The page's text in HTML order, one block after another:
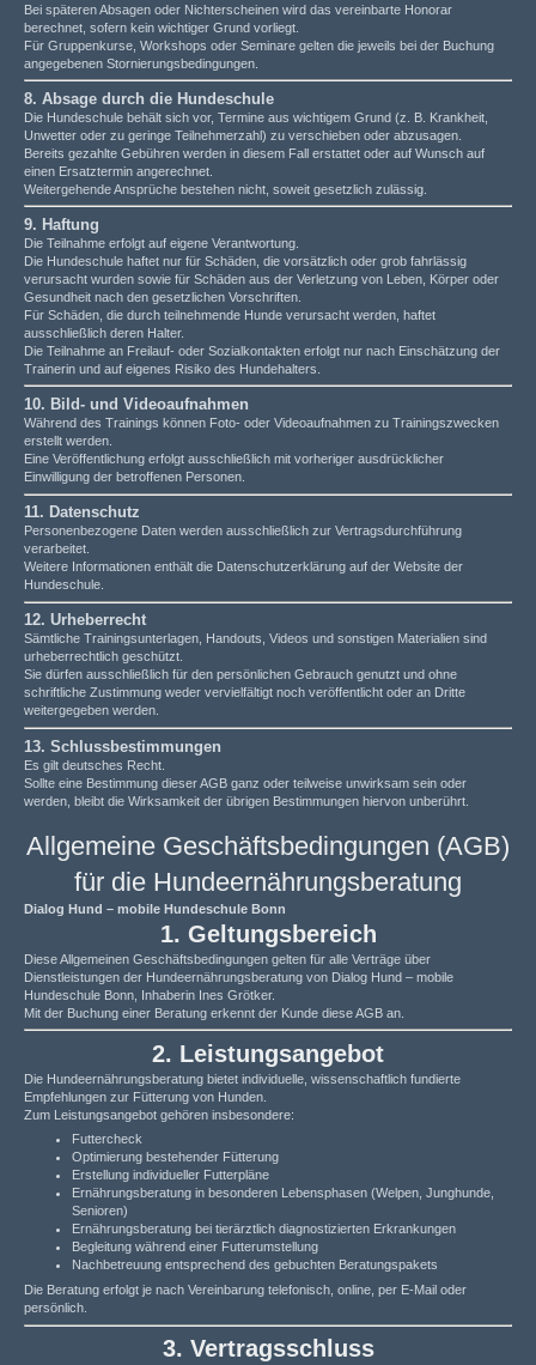
Bei späteren Absagen oder Nichterscheinen wird das vereinbarte Honorar
berechnet, sofern kein wichtiger Grund vorliegt.
Für Gruppenkurse, Workshops oder Seminare gelten die jeweils bei der Buchung
angegebenen Stornierungsbedingungen.
8. Absage durch die Hundeschule
Die Hundeschule behält sich vor, Termine aus wichtigem Grund (z. B. Krankheit,
Unwetter oder zu geringe Teilnehmerzahl) zu verschieben oder abzusagen.
Bereits gezahlte Gebühren werden in diesem Fall erstattet oder auf Wunsch auf
einen Ersatztermin angerechnet.
Weitergehende Ansprüche bestehen nicht, soweit gesetzlich zulässig.
9. Haftung
Die Teilnahme erfolgt auf eigene Verantwortung.
Die Hundeschule haftet nur für Schäden, die vorsätzlich oder grob fahrlässig
verursacht wurden sowie für Schäden aus der Verletzung von Leben, Körper oder
Gesundheit nach den gesetzlichen Vorschriften.
Für Schäden, die durch teilnehmende Hunde verursacht werden, haftet
ausschließlich deren Halter.
Die Teilnahme an Freilauf- oder Sozialkontakten erfolgt nur nach Einschätzung der
Trainerin und auf eigenes Risiko des Hundehalters.
10. Bild- und Videoaufnahmen
Während des Trainings können Foto- oder Videoaufnahmen zu Trainingszwecken
erstellt werden.
Eine Veröffentlichung erfolgt ausschließlich mit vorheriger ausdrücklicher
Einwilligung der betroffenen Personen.
11. Datenschutz
Personenbezogene Daten werden ausschließlich zur Vertragsdurchführung
verarbeitet.
Weitere Informationen enthält die Datenschutzerklärung auf der Website der
Hundeschule.
12. Urheberrecht
Sämtliche Trainingsunterlagen, Handouts, Videos und sonstigen Materialien sind
urheberrechtlich geschützt.
Sie dürfen ausschließlich für den persönlichen Gebrauch genutzt und ohne
schriftliche Zustimmung weder vervielfältigt noch veröffentlicht oder an Dritte
weitergegeben werden.
13. Schlussbestimmungen
Es gilt deutsches Recht.
Sollte eine Bestimmung dieser AGB ganz oder teilweise unwirksam sein oder
werden, bleibt die Wirksamkeit der übrigen Bestimmungen hiervon unberührt.
Allgemeine Geschäftsbedingungen (AGB)
für die Hundeernährungsberatung
Dialog Hund – mobile Hundeschule Bonn
1. Geltungsbereich
Diese Allgemeinen Geschäftsbedingungen gelten für alle Verträge über
Dienstleistungen der Hundeernährungsberatung von Dialog Hund – mobile
Hundeschule Bonn, Inhaberin Ines Grötker.
Mit der Buchung einer Beratung erkennt der Kunde diese AGB an.
2. Leistungsangebot
Die Hundeernährungsberatung bietet individuelle, wissenschaftlich fundierte
Empfehlungen zur Fütterung von Hunden.
Zum Leistungsangebot gehören insbesondere:
Futtercheck
Optimierung bestehender Fütterung
Erstellung individueller Futterpläne
Ernährungsberatung in besonderen Lebensphasen (Welpen, Junghunde,
Senioren)
Ernährungsberatung bei tierärztlich diagnostizierten Erkrankungen
Begleitung während einer Futterumstellung
Nachbetreuung entsprechend des gebuchten Beratungspakets
Die Beratung erfolgt je nach Vereinbarung telefonisch, online, per E-Mail oder
persönlich.
3. Vertragsschluss